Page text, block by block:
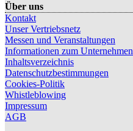
Über uns
Kontakt
Unser Vertriebsnetz
Messen und Veranstaltungen
Informationen zum Unternehmen
Inhaltsverzeichnis
Datenschutzbestimmungen
Cookies-Politik
Whistleblowing
Impressum
AGB